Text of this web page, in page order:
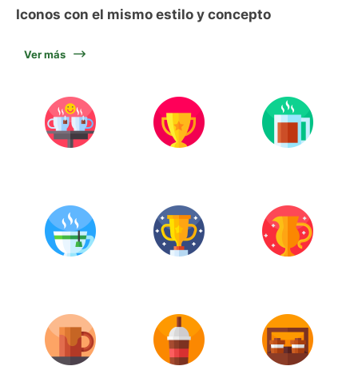
Iconos con el mismo estilo y concepto
Ver más